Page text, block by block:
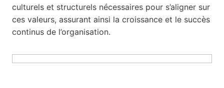
culturels et structurels nécessaires pour s’aligner sur
ces valeurs, assurant ainsi la croissance et le succès
continus de l’organisation.